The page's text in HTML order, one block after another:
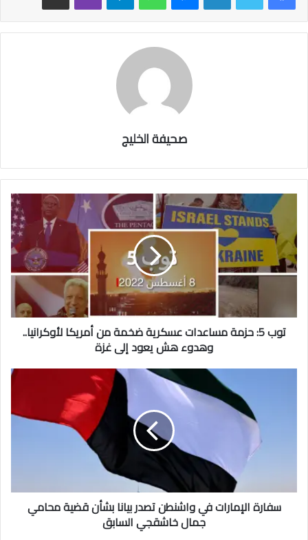
صحيفة الخليج
توب 5: حزمة مساعدات عسكرية ضخمة من أمريكا لأوكرانيا..
وهدوء هش يعود إلى غزة
سفارة الإمارات في واشنطن تصدر بيانا بشأن قضية محامي
جمال خاشقجي السابق